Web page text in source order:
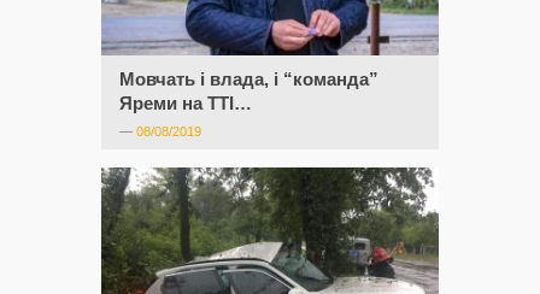
Мовчать і влада, і “команда”
Яреми на ТТІ…
— 08/08/2019